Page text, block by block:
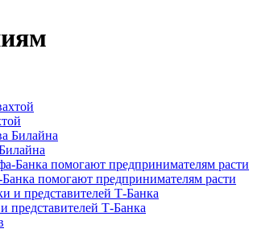
помогают предпринимателям расти
Т-Банка